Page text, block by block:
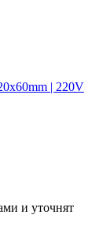
| 220V
и уточнят